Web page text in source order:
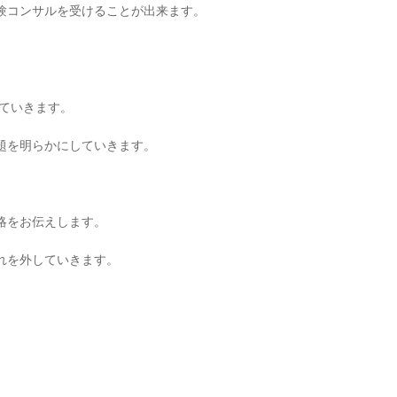
ンサルを受けることが出来ます。
いきます。
明らかにしていきます。
お伝えします。
外していきます。